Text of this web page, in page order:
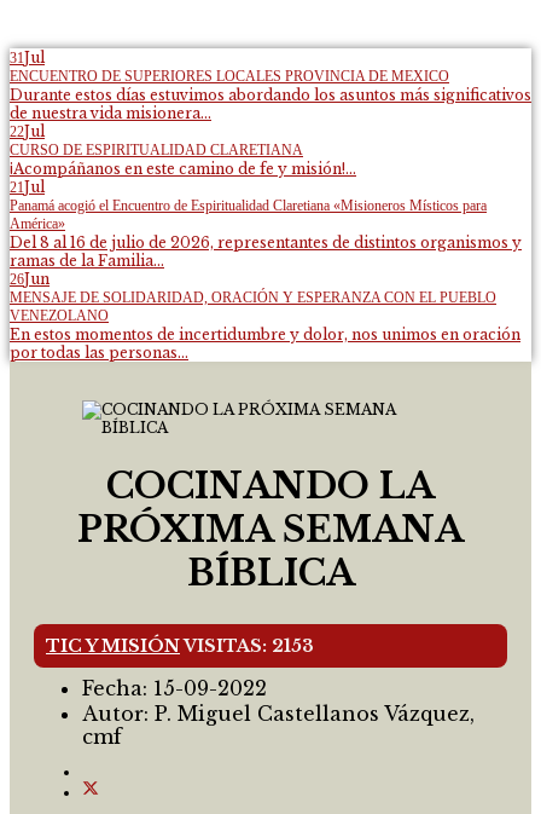
31Jul
ENCUENTRO DE SUPERIORES LOCALES PROVINCIA DE MEXICO
Durante estos días estuvimos abordando los asuntos más significativos
de nuestra vida misionera...
22Jul
CURSO DE ESPIRITUALIDAD CLARETIANA
¡Acompáñanos en este camino de fe y misión!...
21Jul
Panamá acogió el Encuentro de Espiritualidad Claretiana «Misioneros Místicos para
América»
Del 8 al 16 de julio de 2026, representantes de distintos organismos y
ramas de la Familia...
26Jun
MENSAJE DE SOLIDARIDAD, ORACIÓN Y ESPERANZA CON EL PUEBLO
VENEZOLANO
En estos momentos de incertidumbre y dolor, nos unimos en oración
por todas las personas...
COCINANDO LA
PRÓXIMA SEMANA
BÍBLICA
TIC Y MISIÓNVISITAS: 2153
Fecha: 15-09-2022
Autor: P. Miguel Castellanos Vázquez,
cmf